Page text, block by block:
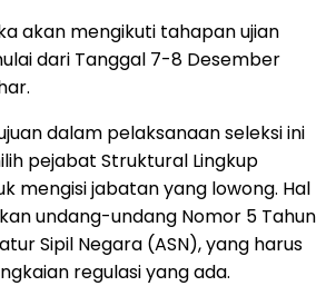
akan mengikuti tahapan ujian
dari Tanggal 7-8 Desember
dalam pelaksanaan seleksi ini
pejabat Struktural Lingkup
mengisi jabatan yang lowong. Hal
undang-undang Nomor 5 Tahun
Sipil Negara (ASN), yang harus
regulasi yang ada.